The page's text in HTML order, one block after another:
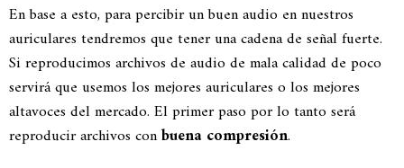
En base a esto, para percibir un buen audio en nuestros
auriculares tendremos que tener una cadena de señal fuerte.
Si reproducimos archivos de audio de mala calidad de poco
servirá que usemos los mejores auriculares o los mejores
altavoces del mercado. El primer paso por lo tanto será
reproducir archivos conbuena compresión.